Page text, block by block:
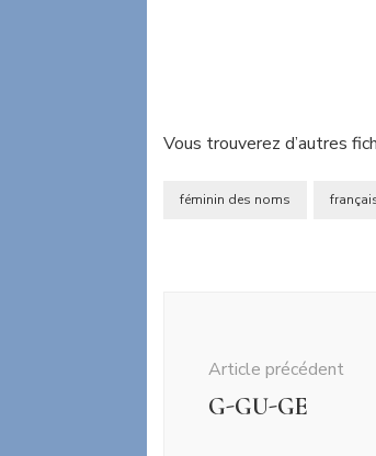
Vous trouverez d’autres
féminin des noms
Article précédent
G-GU-GE